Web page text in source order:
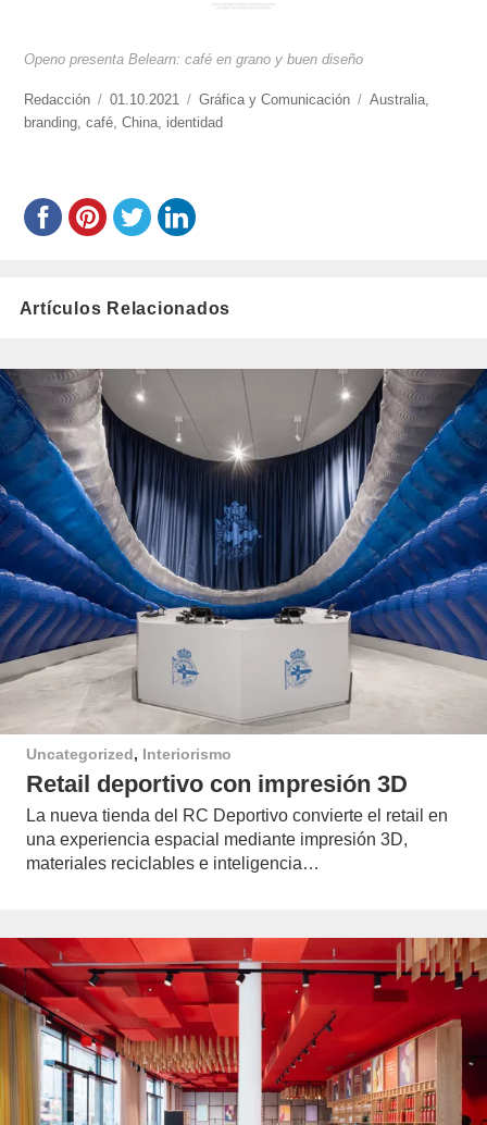
Openo presenta Belearn: café en grano y buen diseño
https://www.experimenta.es/author/redaccion/
Redacción
Publicado
el
01.10.2021 Categorías
Gráfica y Comunicación Etiquetas
Australia,
branding,café,China, identidad
Artículos Relacionados
Uncategorized, Interiorismo
Retail deportivo con impresión 3D
La nueva tienda del RC Deportivo convierte el retail en
una experiencia espacial mediante impresión 3D,
materiales reciclables e inteligencia…